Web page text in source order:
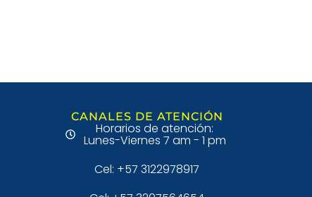
CANALES DE ATENCIÓN
Horarios de atención:
Lunes-Viernes 7 am - 1 pm
Cel: +57 3122978917